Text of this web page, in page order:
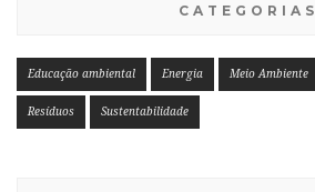
CATEGORIAS
Educação ambiental Energia Meio Ambiente
Resíduos Sustentabilidade